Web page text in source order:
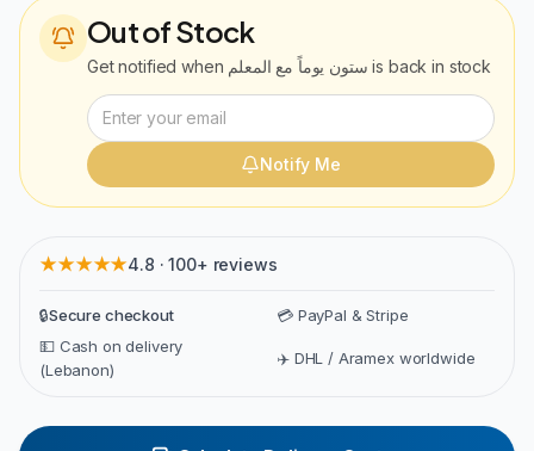
Out of Stock
Get notified when ستون يوماً مع المعلم is back in stock
Notify Me
★★★★★4.8 · 100+ reviews
🔒Secure checkout
💳 PayPal & Stripe
💵 Cash on delivery
(Lebanon)
✈️ DHL / Aramex worldwide